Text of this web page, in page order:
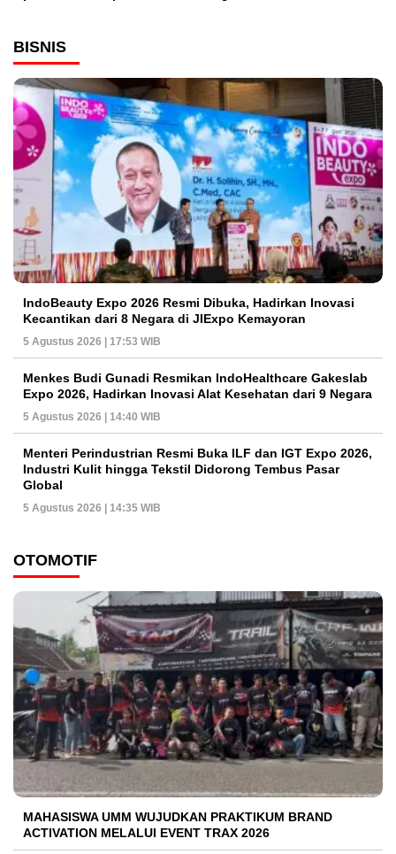
BISNIS
IndoBeauty Expo 2026 Resmi Dibuka, Hadirkan Inovasi
Kecantikan dari 8 Negara di JIExpo Kemayoran
5 Agustus 2026 | 17:53 WIB
Menkes Budi Gunadi Resmikan IndoHealthcare Gakeslab
Expo 2026, Hadirkan Inovasi Alat Kesehatan dari 9 Negara
5 Agustus 2026 | 14:40 WIB
Menteri Perindustrian Resmi Buka ILF dan IGT Expo 2026,
Industri Kulit hingga Tekstil Didorong Tembus Pasar
Global
5 Agustus 2026 | 14:35 WIB
OTOMOTIF
MAHASISWA UMM WUJUDKAN PRAKTIKUM BRAND
ACTIVATION MELALUI EVENT TRAX 2026